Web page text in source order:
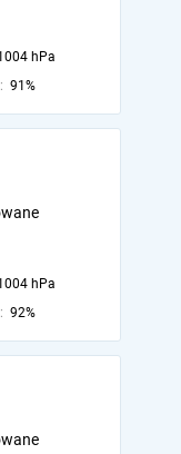
hPa
91%
hPa
92%